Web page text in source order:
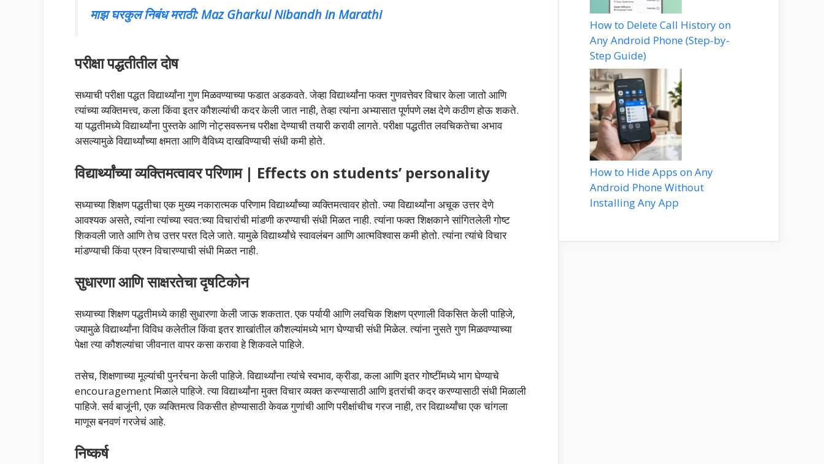
माझ घरकुल निबंध मराठी: Maz Gharkul Nibandh in Marathi
परीक्षा पद्धतीतील दोष
सध्याची परीक्षा पद्धत विद्यार्थ्यांना गुण मिळवण्याच्या फडात अडकवते. जेव्हा विद्यार्थ्यांना फक्त गुणवत्तेवर विचार केला जातो आणि
त्यांच्या व्यक्तिमत्त्व, कला किंवा इतर कौशल्यांची कदर केली जात नाही, तेव्हा त्यांना अभ्यासात पूर्णपणे लक्ष देणे कठीण होऊ शकते.
या पद्धतीमध्ये विद्यार्थ्यांना पुस्तके आणि नोट्सवरूनच परीक्षा देण्याची तयारी करावी लागते. परीक्षा पद्धतीत लवचिकतेचा अभाव
असल्यामुळे विद्यार्थ्यांच्या क्षमता आणि वैविध्य दाखविण्याची संधी कमी होते.
विद्यार्थ्यांच्या व्यक्तिमत्वावर परिणाम | Effects on students’ personality
सध्याच्या शिक्षण पद्धतीचा एक मुख्य नकारात्मक परिणाम विद्यार्थ्यांच्या व्यक्तिमत्वावर होतो. ज्या विद्यार्थ्यांना अचूक उत्तर देणे
आवश्यक असते, त्यांना त्यांच्या स्वत:च्या विचारांची मांडणी करण्याची संधी मिळत नाही. त्यांना फक्त शिक्षकाने सांगितलेली गोष्ट
शिकवली जाते आणि तेच उत्तर परत दिले जाते. यामुळे विद्यार्थ्यांचे स्वावलंबन आणि आत्मविश्वास कमी होतो. त्यांना त्यांचे विचार
मांडण्याची किंवा प्रश्न विचारण्याची संधी मिळत नाही.
सुधारणा आणि साक्षरतेचा दृषटिकोन
सध्याच्या शिक्षण पद्धतीमध्ये काही सुधारणा केली जाऊ शकतात. एक पर्यायी आणि लवचिक शिक्षण प्रणाली विकसित केली पाहिजे,
ज्यामुळे विद्यार्थ्यांना विविध कलेतील किंवा इतर शाखांतील कौशल्यांमध्ये भाग घेण्याची संधी मिळेल. त्यांना नुसते गुण मिळवण्याच्या
पेक्षा त्या कौशल्यांचा जीवनात वापर कसा करावा हे शिकवले पाहिजे.
तसेच, शिक्षणाच्या मूल्यांची पुनर्रचना केली पाहिजे. विद्यार्थ्यांना त्यांचे स्वभाव, क्रीडा, कला आणि इतर गोष्टींमध्ये भाग घेण्याचे
encouragement मिळाले पाहिजे. त्या विद्यार्थ्यांना मुक्त विचार व्यक्त करण्यासाठी आणि इतरांची कदर करण्यासाठी संधी मिळाली
पाहिजे. सर्व बाजूंनी, एक व्यक्तिमत्व विकसीत होण्यासाठी केवळ गुणांची आणि परीक्षांचीच गरज नाही, तर विद्यार्थ्यांचा एक चांगला
माणूस बनवणं गरजेचं आहे.
निष्कर्ष
How to Delete Call History on
Any Android Phone (Step-by-
Step Guide)
How to Hide Apps on Any
Android Phone Without
Installing Any App